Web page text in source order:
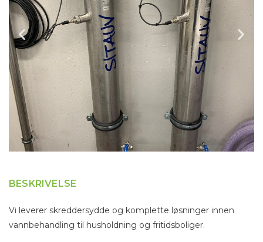
BESKRIVELSE
Vi leverer skreddersydde og komplette løsninger innen
vannbehandling til husholdning og fritidsboliger.